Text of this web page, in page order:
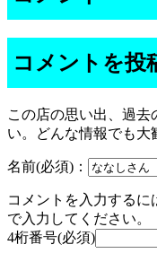
コメントを投
この店の思い出、過去
い。どんな情報でも大
名前(必須)：
コメントを入力するに
で入力してください。
4桁番号(必須)